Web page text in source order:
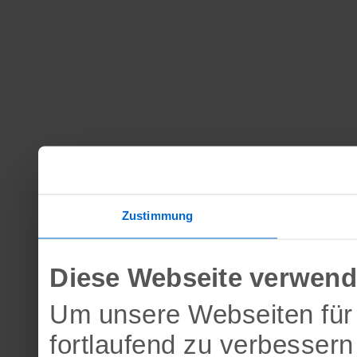
Zustimmung
Diese Webseite
Um unsere Webseiten
fortlaufend zu